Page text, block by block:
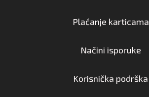
Plaćanje karticama
Načini isporuke
Korisnička podrška